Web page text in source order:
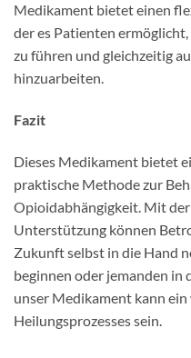
Medikament bietet einen
der es Patienten
zu führen und gleichzeitig
hinzuarbeiten.
Fazit
Dieses Medikament bietet
praktische Methode zur
Opioidabhängigkeit. Mit
Unterstützung können
Zukunft selbst in die Hand
beginnen oder jemanden in
unser Medikament kann ein
Heilungsprozesses sein.